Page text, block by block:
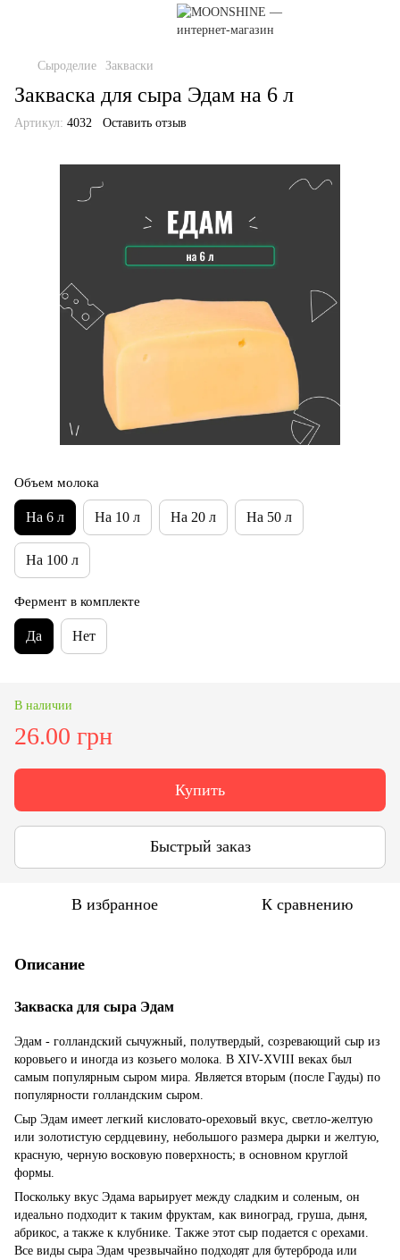
Сыроделие Закваски
Закваска для сыра Эдам на 6 л
Артикул: 4032 Оставить отзыв
Объем молока
На 6 л На 10 л На 20 л На 50 л
На 100 л
Фермент в комплекте
Да Нет
В наличии
26.00 грн
Купить
Быстрый заказ
В избранное К сравнению
Описание
Закваска для сыра Эдам
Эдам - голландский сычужный, полутвердый, созревающий сыр из
коровьего и иногда из козьего молока. В XIV-XVIII веках был
самым популярным сыром мира. Является вторым (после Гауды) по
популярности голландским сыром.
Сыр Эдам имеет легкий кисловато-ореховый вкус, светло-желтую
или золотистую сердцевину, небольшого размера дырки и желтую,
красную, черную восковую поверхность; в основном круглой
формы.
Поскольку вкус Эдама варьирует между сладким и соленым, он
идеально подходит к таким фруктам, как виноград, груша, дыня,
абрикос, а также к клубнике. Также этот сыр подается с орехами.
Все виды сыра Эдам чрезвычайно подходят для бутерброда или